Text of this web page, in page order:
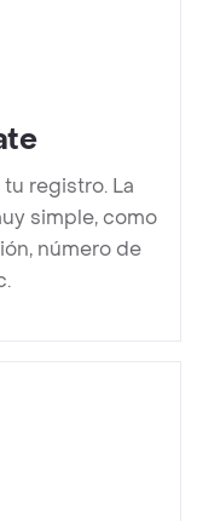
registro. La
simple, como
número de